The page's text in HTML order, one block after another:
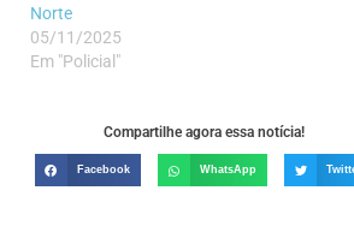
Norte
05/11/2025
Em "Policial"
Compartilhe agora essa notícia!
Facebook WhatsApp